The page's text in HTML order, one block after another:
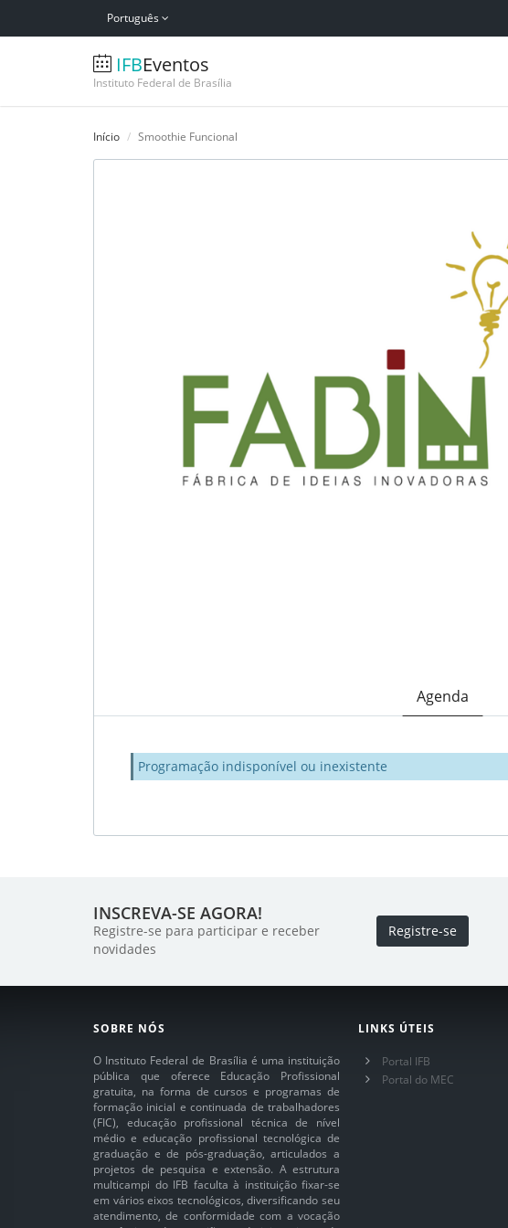
Português
IFBEventos
Instituto Federal de Brasília
Início Smoothie Funcional
Agenda
Programação indisponível ou inexistente
INSCREVA-SE AGORA!
Registre-se para participar e receber
novidades
Registre-se
SOBRE NÓS
O Instituto Federal de Brasília é uma instituição
pública que oferece Educação Profissional
gratuita, na forma de cursos e programas de
formação inicial e continuada de trabalhadores
(FIC), educação profissional técnica de nível
médio e educação profissional tecnológica de
graduação e de pós-graduação, articulados a
projetos de pesquisa e extensão. A estrutura
multicampi do IFB faculta à instituição fixar-se
em vários eixos tecnológicos, diversificando seu
atendimento, de conformidade com a vocação
LINKS ÚTEIS
Portal IFB
Portal do MEC